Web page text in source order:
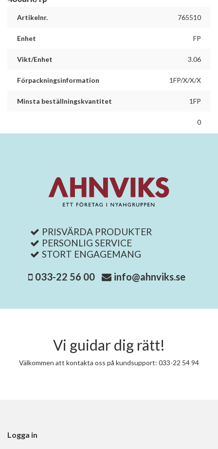
Artikelnr. 765510
Enhet FP
Vikt/Enhet 3.06
Förpackningsinformation 1FP/X/X/X
Minsta beställningskvantitet 1FP
0
PRISVÄRDA PRODUKTER
PERSONLIG SERVICE
STORT ENGAGEMANG
033-22 56 00 info@ahnviks.se
Vi guidar dig rätt!
Välkommen att kontakta oss på kundsupport: 033-22 54 94
Logga in